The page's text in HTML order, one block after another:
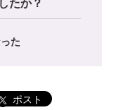
た
ポスト